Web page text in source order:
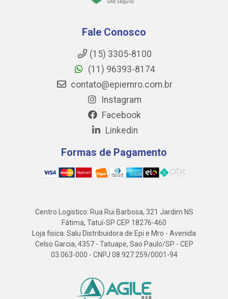
Fale Conosco
(15) 3305-8100
(11) 96393-8174
contato@epiemro.com.br
Instagram
Facebook
Linkedin
Formas de Pagamento
Centro Logistico: Rua Rui Barbosa, 321 Jardim NS
Fátima, Tatuí-SP CEP 18276-460
Loja fisica: Salu Distribuidora de Epi e Mro - Avenida
Celso Garcia, 4357 - Tatuape, Sao Paulo/SP - CEP
03.063-000 - CNPJ 08.927.259/0001-94